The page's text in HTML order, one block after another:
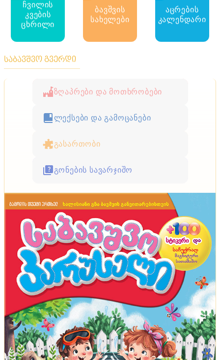
ჩვილის
კვების
ცხრილი
ბავშვის
სახელები
აცრების
კალენდარი
საბავშვო გვერდი
ზღაპრები და მოთხრობები
ლექსები და გამოცანები
გასართობი
გონების სავარჯიშო